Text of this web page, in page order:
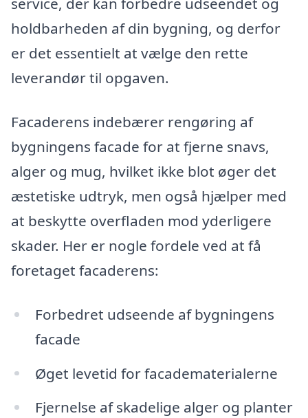
holdbarheden af din bygning, og derfor
er det essentielt at vælge den rette
leverandør til opgaven.
Facaderens indebærer rengøring af
bygningens facade for at fjerne snavs,
alger og mug, hvilket ikke blot øger det
æstetiske udtryk, men også hjælper med
at beskytte overfladen mod yderligere
skader. Her er nogle fordele ved at få
foretaget facaderens:
Forbedret udseende af bygningens
facade
Øget levetid for facadematerialerne
Fjernelse af skadelige alger og planter